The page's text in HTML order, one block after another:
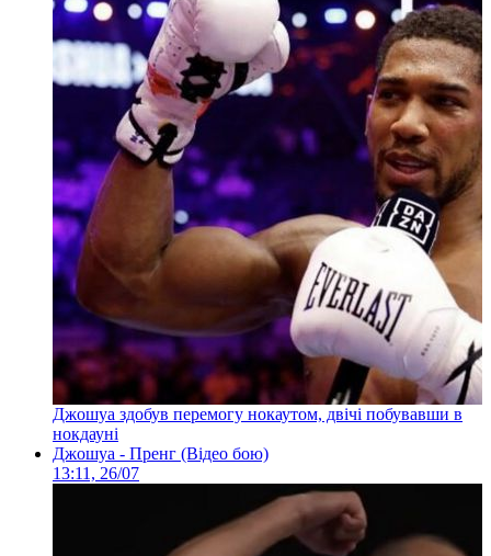
Джошуа здобув перемогу нокаутом, двічі побувавши в
нокдауні
Джошуа - Пренг (Відео бою)
13:11, 26/07